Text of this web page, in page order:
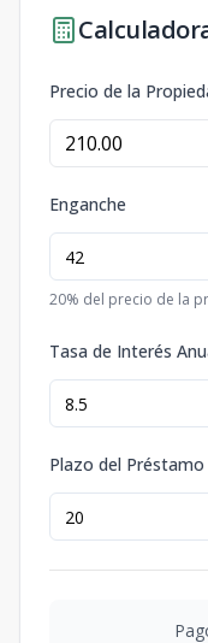
Precio de la
Enganche
20% del precio de la
Tasa de Interés
Plazo del